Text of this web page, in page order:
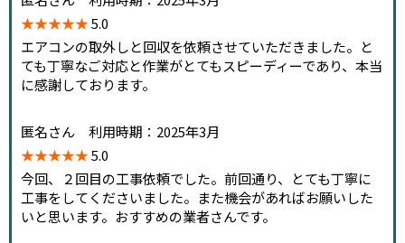
★★★★★5.0
エアコンの取外しと回収を依頼させていただきました。と
ても丁寧なご対応と作業がとてもスピーディーであり、本当
に感謝しております。
匿名さん 利用時期：2025年3月
★★★★★5.0
今回、２回目の工事依頼でした。前回通り、とても丁寧に
工事をしてくださいました。また機会があればお願いした
いと思います。おすすめの業者さんです。